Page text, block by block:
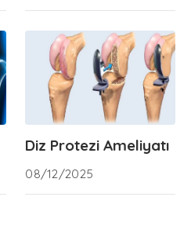
Diz Protezi Ameliyatı
08/12/2025